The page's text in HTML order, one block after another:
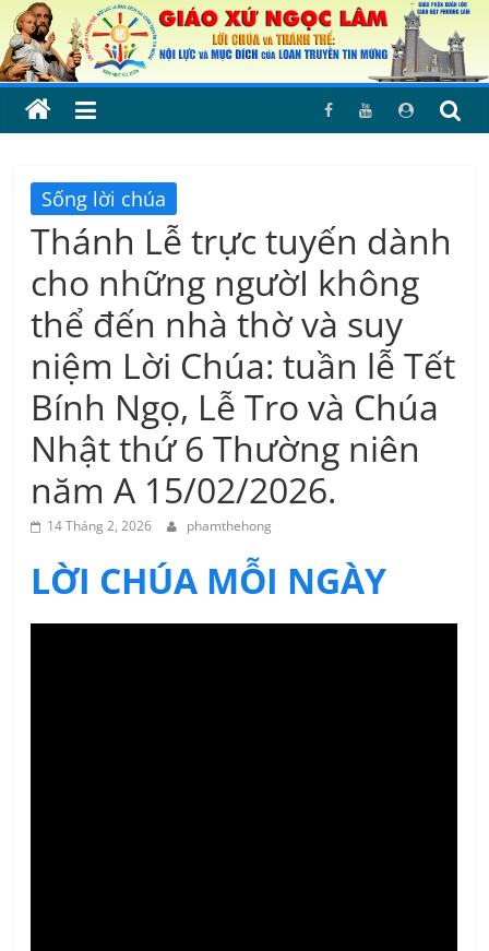
Skip
to
content
Sống lời chúa
Thánh Lễ trực tuyến dành
cho những ngườI không
thể đến nhà thờ và suy
niệm Lời Chúa: tuần lễ Tết
Bính Ngọ, Lễ Tro và Chúa
Nhật thứ 6 Thường niên
năm A 15/02/2026.
14 Tháng 2, 2026 phamthehong
LỜI CHÚA MỖI NGÀY